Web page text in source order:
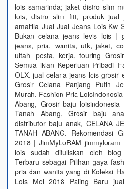
lois samarinda; jaket distro slim
lois; distro slim fitt; produk
amalfila Jual Jual Jeans Lois Kw
Bukan celana jeans levis lois |
jeans, pria, wanita, utk, jaket,
ultah, pesta, kerja, touring
Semua iklan Keperluan Pribadi
OLX. jual celana jeans lois grosir
Grosir Celana Panjang Putih
Murah. Fashion Pria
Abang, Grosir baju
Tanah Abang, Grosir baju
distributor baju anak, CELANA
TANAH ABANG. Rekomendasi
2018 | JimMyLoRAM
lois sudah dituliskan oleh
Terbaru sebagai Pilihan gaya
pria dan wanita yang di Koleksi
Lois Mei 2018 Paling Baru